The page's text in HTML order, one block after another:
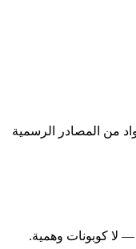
من المصادر الرسمية
لا كوبونات وهمية.